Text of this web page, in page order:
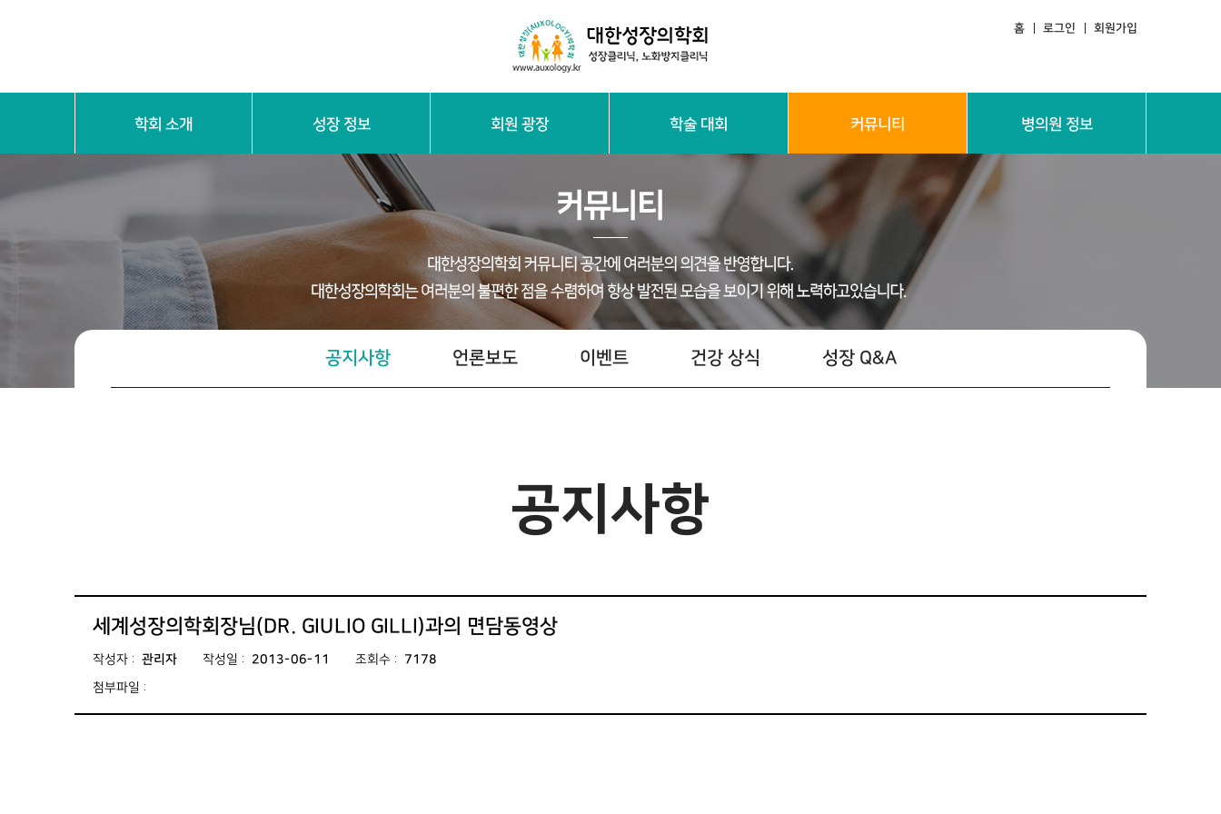
홈 로그인 회원가입
학회 소개 성장 정보 회원 광장 학술 대회 커뮤니티 병의원 정보
학회 정관 임원진 소개 학회 위치
성장 기본 이해 진단 검사 및 치료 프로세스 성장 건강 상식
임원 방 자료실 서로 묻고 답하기
학술 대회 안내
공지사항 언론보도 이벤트 건강 상식 성장 Q&A
공지사항
세계성장의학회장님(DR. GIULIO GILLI)과의 면담동영상
작성자 : 관리자 작성일 : 2013-06-11 조회수 : 7178
첨부파일 :